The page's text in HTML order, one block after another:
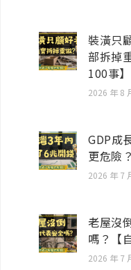
裝潢只
部拆掉
100事】
2026 年 8
GDP成
更危險
2026 年 7
老屋沒
嗎？【
2026 年 7